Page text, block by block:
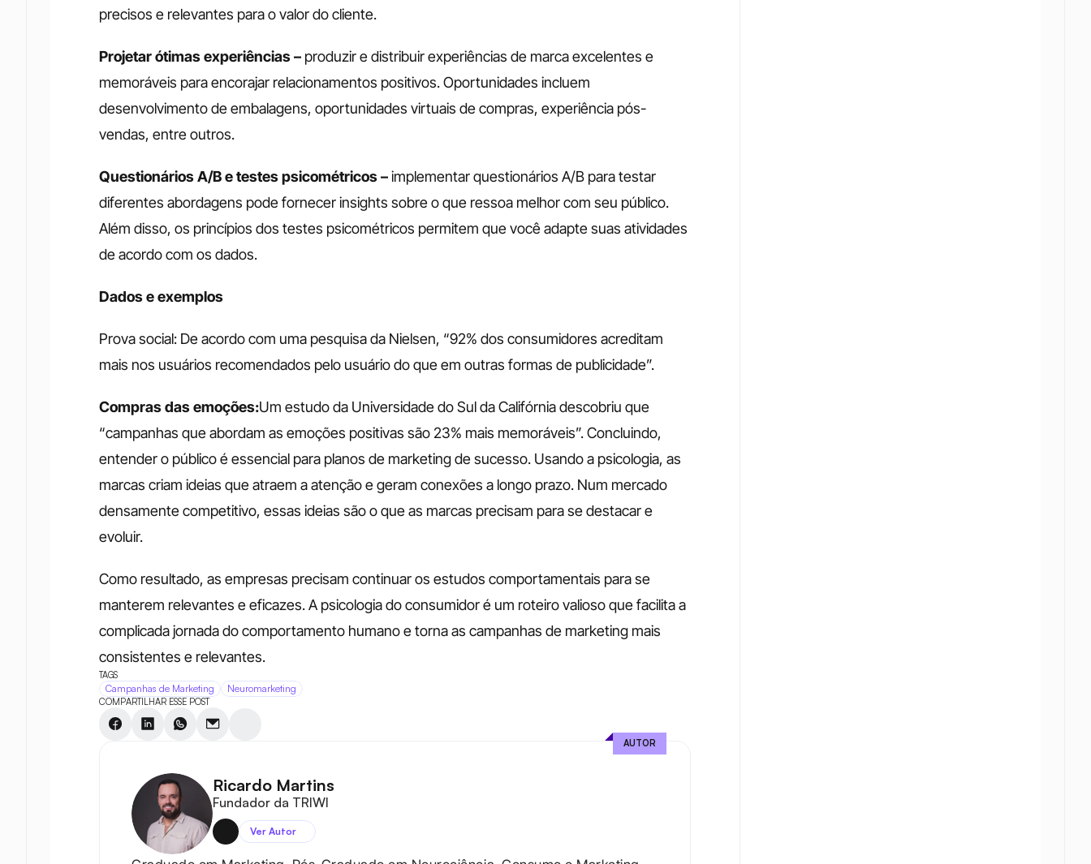
precisos e relevantes para o valor do cliente.
Projetar ótimas experiências – produzir e distribuir experiências de marca excelentes e
memoráveis para encorajar relacionamentos positivos. Oportunidades incluem
desenvolvimento de embalagens, oportunidades virtuais de compras, experiência pós-
vendas, entre outros.
Questionários A/B e testes psicométricos – implementar questionários A/B para testar
diferentes abordagens pode fornecer insights sobre o que ressoa melhor com seu público.
Além disso, os princípios dos testes psicométricos permitem que você adapte suas atividades
de acordo com os dados.
Dados e exemplos
Prova social: De acordo com uma pesquisa da Nielsen, “92% dos consumidores acreditam
mais nos usuários recomendados pelo usuário do que em outras formas de publicidade”.
Compras das emoções:Um estudo da Universidade do Sul da Califórnia descobriu que
“campanhas que abordam as emoções positivas são 23% mais memoráveis”. Concluindo,
entender o público é essencial para planos de marketing de sucesso. Usando a psicologia, as
marcas criam ideias que atraem a atenção e geram conexões a longo prazo. Num mercado
densamente competitivo, essas ideias são o que as marcas precisam para se destacar e
evoluir.
Como resultado, as empresas precisam continuar os estudos comportamentais para se
manterem relevantes e eficazes. A psicologia do consumidor é um roteiro valioso que facilita a
complicada jornada do comportamento humano e torna as campanhas de marketing mais
consistentes e relevantes.
TAGS
Campanhas de Marketing Neuromarketing
COMPARTILHAR ESSE POST
Ricardo Martins
Fundador da TRIWI
Ver Autor
AUTOR